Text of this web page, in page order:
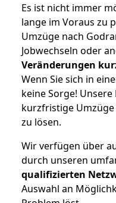
Es ist nicht immer
lange im Voraus zu
Umzüge nach
Jobwechseln oder
Veränderungen
Wenn Sie sich in
keine Sorge!
kurzfristige
zu lösen.
Wir verfügen über
durch unseren
qualifizierten
Auswahl an